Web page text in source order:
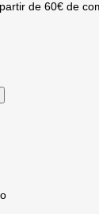
de 60€ de